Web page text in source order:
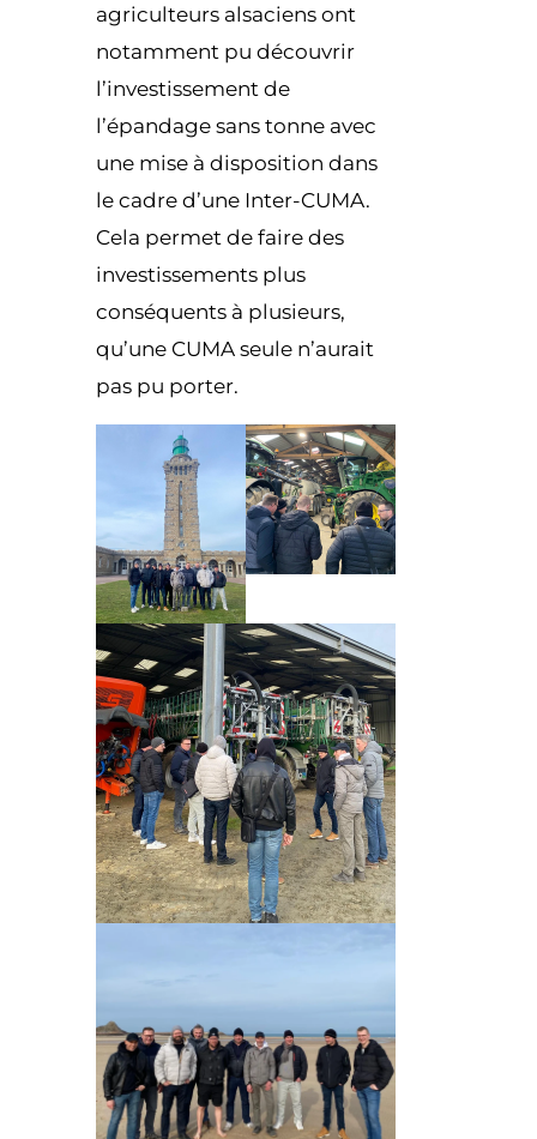
agriculteurs alsaciens ont
notamment pu découvrir
l’investissement de
l’épandage sans tonne avec
une mise à disposition dans
le cadre d’une Inter-CUMA.
Cela permet de faire des
investissements plus
conséquents à plusieurs,
qu’une CUMA seule n’aurait
pas pu porter.